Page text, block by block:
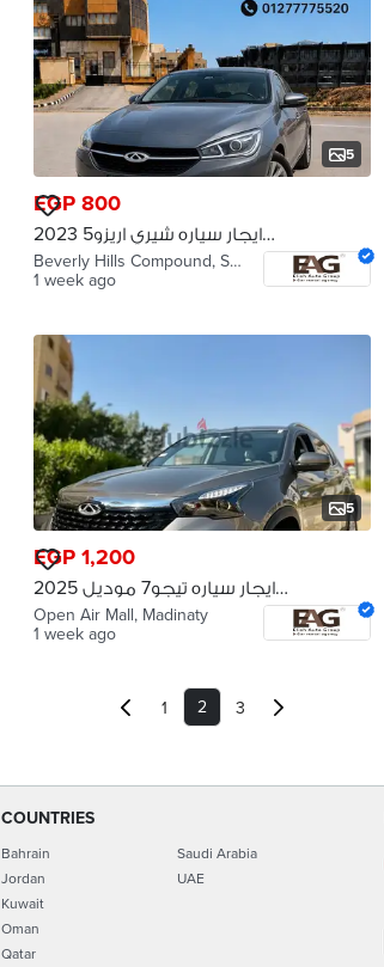
5
EGP 800
ايجار سياره شيري اريزو5 2023
بدون سائق
Beverly Hills Compound, Sheikh Zaye…
1 week ago
5
EGP 1,200
ايجار سياره تيجو7 موديل 2025
Rent a Tiggo 7, 2025 model
Open Air Mall, Madinaty
1 week ago
1 2 3
COUNTRIES
Bahrain
Jordan
Kuwait
Oman
Qatar
Saudi Arabia
UAE